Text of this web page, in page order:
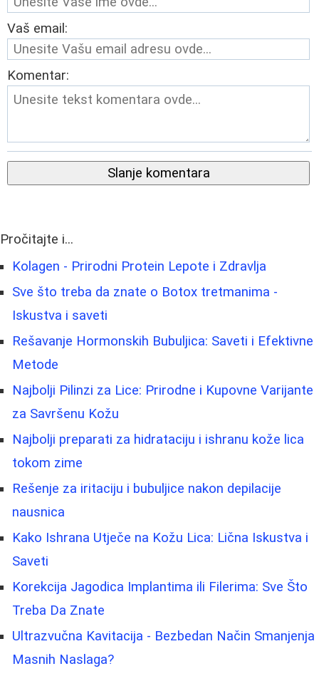
Vaš email:
Komentar:
Slanje komentara
Pročitajte i...
Kolagen - Prirodni Protein Lepote i Zdravlja
Sve što treba da znate o Botox tretmanima -
Iskustva i saveti
Rešavanje Hormonskih Bubuljica: Saveti i Efektivne
Metode
Najbolji Pilinzi za Lice: Prirodne i Kupovne Varijante
za Savršenu Kožu
Najbolji preparati za hidrataciju i ishranu kože lica
tokom zime
Rešenje za iritaciju i bubuljice nakon depilacije
nausnica
Kako Ishrana Utječe na Kožu Lica: Lična Iskustva i
Saveti
Korekcija Jagodica Implantima ili Filerima: Sve Što
Treba Da Znate
Ultrazvučna Kavitacija - Bezbedan Način Smanjenja
Masnih Naslaga?